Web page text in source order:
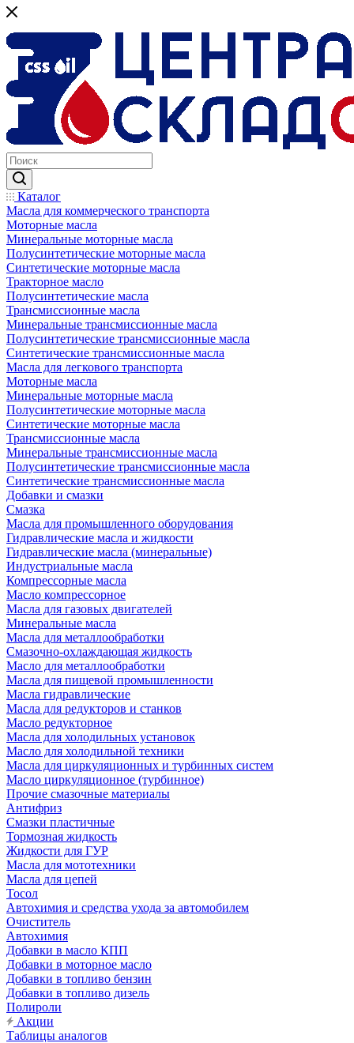
Каталог
Масла для коммерческого транспорта
Моторные масла
Минеральные моторные масла
Полусинтетические моторные масла
Синтетические моторные масла
Тракторное масло
Полусинтетические масла
Трансмиссионные масла
Минеральные трансмиссионные масла
Полусинтетические трансмиссионные масла
Синтетические трансмиссионные масла
Масла для легкового транспорта
Моторные масла
Минеральные моторные масла
Полусинтетические моторные масла
Синтетические моторные масла
Трансмиссионные масла
Минеральные трансмиссионные масла
Полусинтетические трансмиссионные масла
Синтетические трансмиссионные масла
Добавки и смазки
Смазка
Масла для промышленного оборудования
Гидравлические масла и жидкости
Гидравлические масла (минеральные)
Индустриальные масла
Компрессорные масла
Масло компрессорное
Масла для газовых двигателей
Минеральные масла
Масла для металлообработки
Смазочно-охлаждающая жидкость
Масло для металлообработки
Масла для пищевой промышленности
Масла гидравлические
Масла для редукторов и станков
Масло редукторное
Масла для холодильных установок
Масло для холодильной техники
Масла для циркуляционных и турбинных систем
Масло циркуляционное (турбинное)
Прочие смазочные материалы
Антифриз
Смазки пластичные
Тормозная жидкость
Жидкости для ГУР
Масла для мототехники
Масла для цепей
Тосол
Автохимия и средства ухода за автомобилем
Очиститель
Автохимия
Добавки в масло КПП
Добавки в моторное масло
Добавки в топливо бензин
Добавки в топливо дизель
Полироли
Акции
Таблицы аналогов